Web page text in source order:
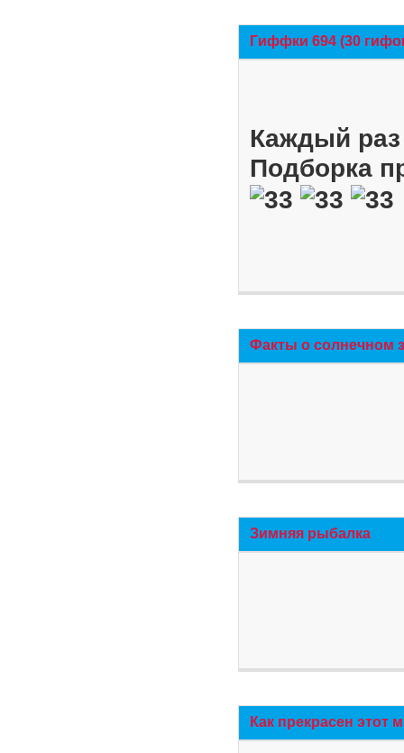
Гиффки 694 (30
Каждый
Подборка
Факты о солнечном
Зимняя рыбалка
Как прекрасен этот